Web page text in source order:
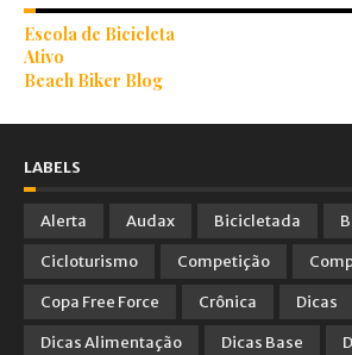
Escola de Bicicleta
Ativo
Beach Biker Blog
LABELS
Alerta Audax Bicicletada
Cicloturismo
Competição
Copa Free Force
Crônica
Dicas
Dicas Alimentação
Dicas Base